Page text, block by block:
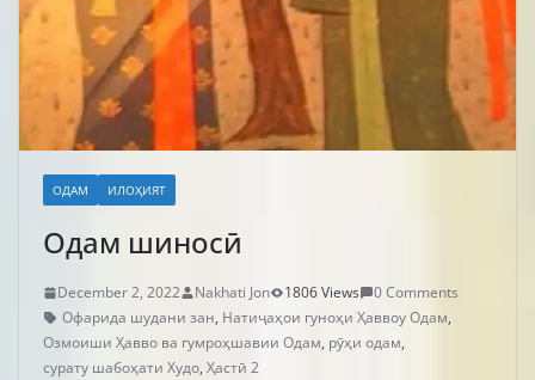
ОДАМ ИЛОҲИЯТ
Одам шиносӣ
December 2, 2022 Nakhati Jon 1806 Views
0 Comments
Офарида шудани зан, Натиҷаҳои гуноҳи Ҳаввоу Одам,
Озмоиши Ҳавво ва гумроҳшавии Одам, рӯҳи одам,
сурату шабоҳати Худо, Ҳастӣ 2